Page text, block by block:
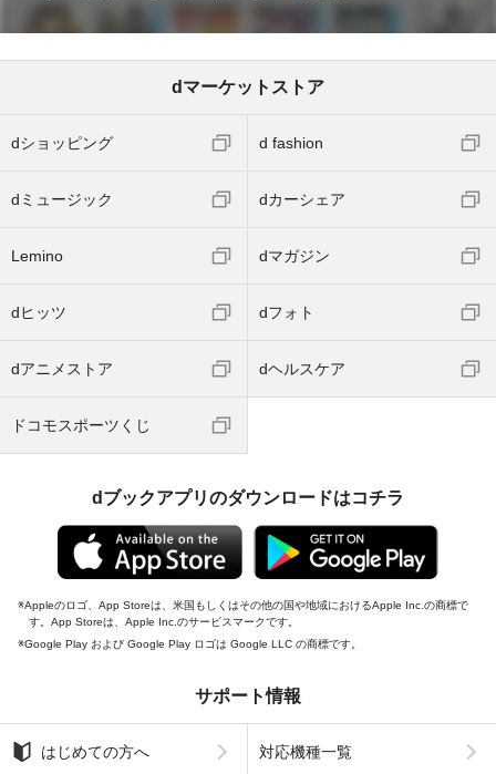
dマーケットストア
dショッピング d fashion
dミュージック dカーシェア
Lemino dマガジン
dヒッツ dフォト
dアニメストア dヘルスケア
ドコモスポーツくじ
dブックアプリのダウンロードはコチラ
Appleのロゴ、App Storeは、米国もしくはその他の国や地域におけるApple Inc.の商標で
す。App Storeは、Apple Inc.のサービスマークです。
Google Play および Google Play ロゴは Google LLC の商標です。
サポート情報
はじめての方へ 対応機種一覧